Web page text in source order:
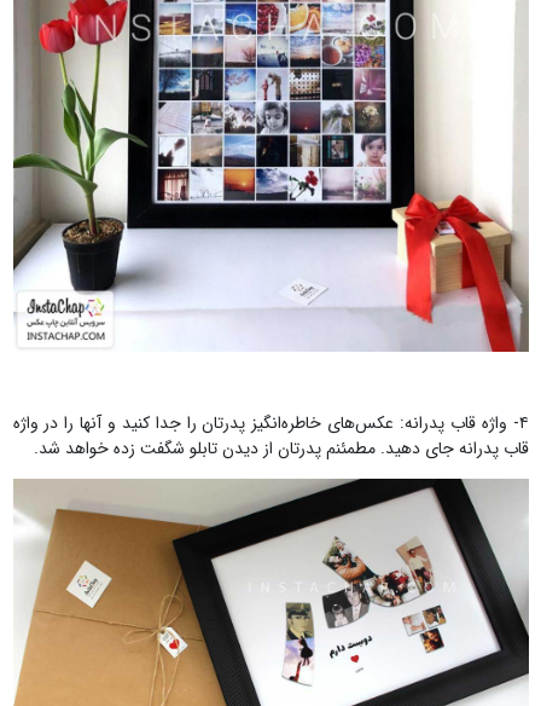
۴- واژه قاب پدرانه: عکس‌های خاطره‌انگیز پدرتان را جدا کنید و آنها را در واژه
قاب پدرانه جای دهید. مطمئنم پدرتان از دیدن تابلو شگفت زده خواهد شد.